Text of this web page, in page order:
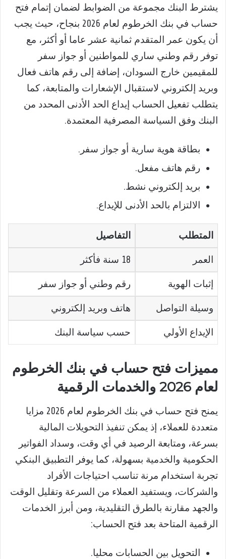
يشترط البنك مجموعة من الضوابط لضمان إتمام فتح
حساب في بنك الخرطوم لعام 2026 بنجاح، حيث يجب
أن يكون عمر المتقدم ثمانية عشر عاما أو أكثر، مع
توفر رقم وطني ساري للمواطنين أو جواز سفر
للمقيمين خارج السودان، إضافة إلى رقم هاتف فعال
وبريد إلكتروني لاستقبال الإشعارات والمتابعة، كما
يتطلب تفعيل الحساب إيداع الحد الأدنى المحدد من
البنك وفق السياسة المصرفية المعتمدة.
بطاقة هوية سارية أو جواز سفر.
رقم هاتف مفعل.
بريد إلكتروني نشط.
الالتزام بالحد الأدنى للإيداع.
المتطلب التفاصيل
العمر 18 سنة فأكثر
إثبات الهوية رقم وطني أو جواز سفر
وسيلة التواصل هاتف وبريد إلكتروني
الإيداع الأولي حسب سياسة البنك
مميزات فتح حساب في بنك الخرطوم
لعام 2026 والخدمات الرقمية
يمنح فتح حساب في بنك الخرطوم لعام 2026 مزايا
متعددة للعملاء، إذ يمكن تنفيذ التحويلات المالية
بسرعة، ومتابعة الرصيد في أي وقت، وسداد الفواتير
الحكومية والخدمية بسهولة، كما يوفر التطبيق البنكي
تجربة استخدام مرنة تناسب احتياجات الأفراد
والشركات، ويستفيد العملاء من السرعة وتقليل الوقت
والجهد مقارنة بالطرق التقليدية، ومن أبرز الخدمات
الرقمية المتاحة بعد فتح الحساب:
التحويل بين الحسابات محليا.